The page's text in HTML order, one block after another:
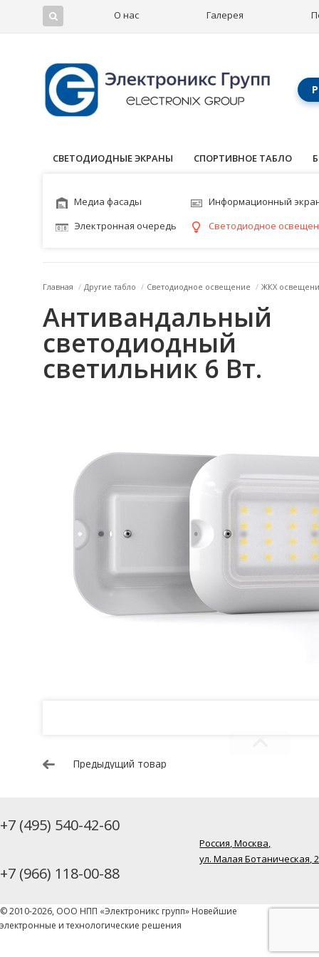
О нас Галерея
СВЕТОДИОДНЫЕ ЭКРАНЫ СПОРТИВНОЕ ТАБЛО
Медиа фасады
Информационный
Электронная очередь
Светодиодное
Главная / Другие табло / Светодиодное освещение / ЖКХ
Антивандальный
светодиодный
светильник 6 Вт.
Предыдущий товар
+7 (495) 540-42-60
+7 (966) 118-00-88
Россия, Москва,
ул. Малая Ботаническая,
© 2010-2026, ООО НПП «Электроникс групп» Новейшие
электронные и технологические решения